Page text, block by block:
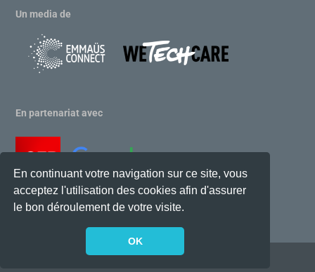
En continuant votre navigation sur ce site, vous
acceptez l'utilisation des cookies afin d'assurer
le bon déroulement de votre visite.
OK
Un media de
En partenariat avec